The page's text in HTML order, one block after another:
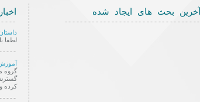
آخرین بحث های ایجاد شده
-----------------------------------
اخبار
لطفا
گروه
كرده